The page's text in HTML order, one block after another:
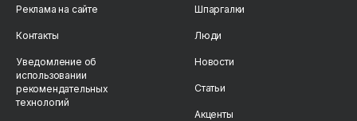
Реклама на сайте
Контакты
Уведомление об
использовании
рекомендательных
технологий
Шпаргалки
Люди
Новости
Статьи
Акценты